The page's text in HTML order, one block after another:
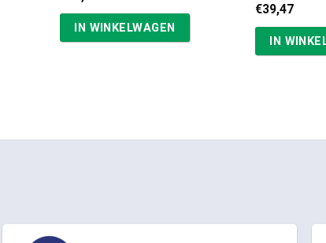
IN WINKELWAGEN
€39,47
IN